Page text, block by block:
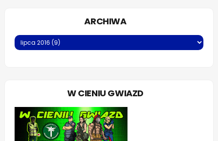
ARCHIWA
W CIENIU GWIAZD